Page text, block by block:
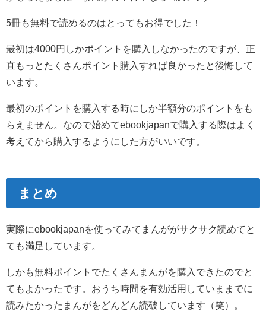
5冊も無料で読めるのはとってもお得でした！
最初は4000円しかポイントを購入しなかったのですが、正
直もっとたくさんポイント購入すれば良かったと後悔して
います。
最初のポイントを購入する時にしか半額分のポイントをも
らえません。なので始めてebookjapanで購入する際はよく
考えてから購入するようにした方がいいです。
まとめ
実際にebookjapanを使ってみてまんががサクサク読めてと
ても満足しています。
しかも無料ポイントでたくさんまんがを購入できたのでと
てもよかったです。おうち時間を有効活用していままでに
読みたかったまんがをどんどん読破しています（笑）。